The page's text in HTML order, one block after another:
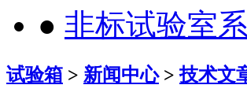
● 非标试验室
试验箱 > 新闻中心>技术文